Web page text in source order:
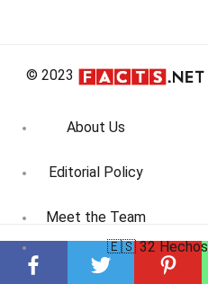
© 2023
About Us
Editorial Policy
Meet the Team
Product Review
🇪🇸 32 Hechos